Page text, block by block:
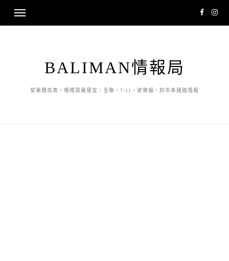
BALIMAN情報局
菜單價目表・哪裡買最便宜｜全聯・7-11・家樂福・好市多通路情報